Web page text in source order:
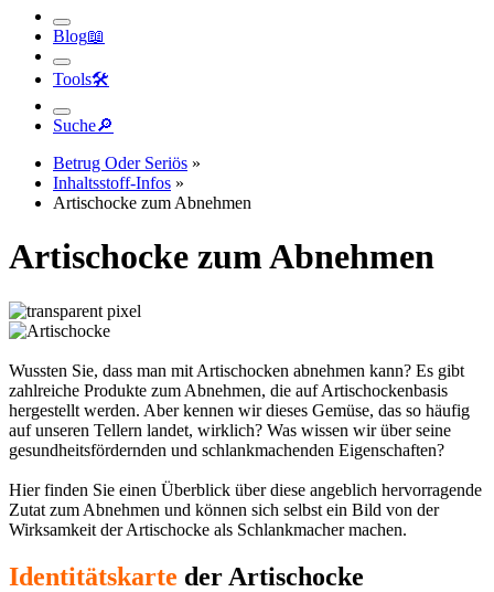
Blog📖︎
Tools🛠︎
Suche🔎︎
Betrug Oder Seriös »
Inhaltsstoff-Infos »
Artischocke zum Abnehmen
Artischocke zum Abnehmen
Wussten Sie, dass man mit Artischocken abnehmen kann? Es gibt
zahlreiche Produkte zum Abnehmen, die auf Artischockenbasis
hergestellt werden. Aber kennen wir dieses Gemüse, das so häufig
auf unseren Tellern landet, wirklich? Was wissen wir über seine
gesundheitsfördernden und schlankmachenden Eigenschaften?
Hier finden Sie einen Überblick über diese angeblich hervorragende
Zutat zum Abnehmen und können sich selbst ein Bild von der
Wirksamkeit der Artischocke als Schlankmacher machen.
Identitätskarte der Artischocke